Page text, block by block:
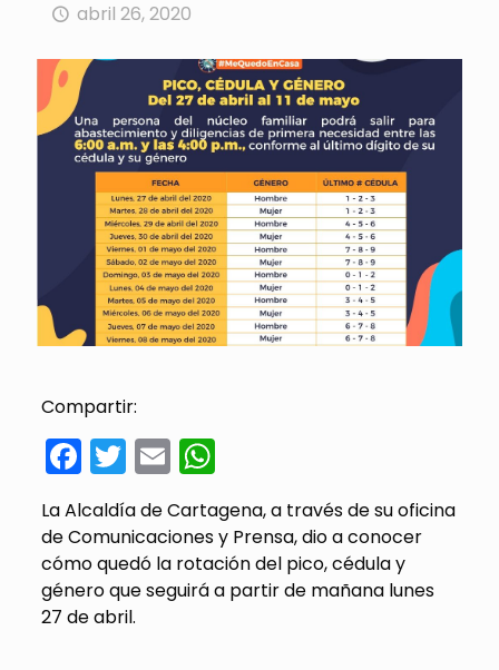
abril 26, 2020
Compartir:
Facebook
Twitter
EmailWhatsApp
La Alcaldía de Cartagena, a través de su oficina
de Comunicaciones y Prensa, dio a conocer
cómo quedó la rotación del pico, cédula y
género que seguirá a partir de mañana lunes
27 de abril.